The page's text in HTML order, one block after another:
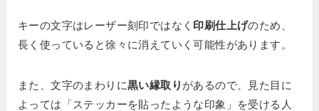
キーの文字はレーザー刻印ではなく 印刷仕上げのため、
長く使っていると徐々に消えていく可能性があります。
また、文字のまわりに黒い縁取り があるので、見た目に
よっては「ステッカーを貼ったような印象」を受ける人